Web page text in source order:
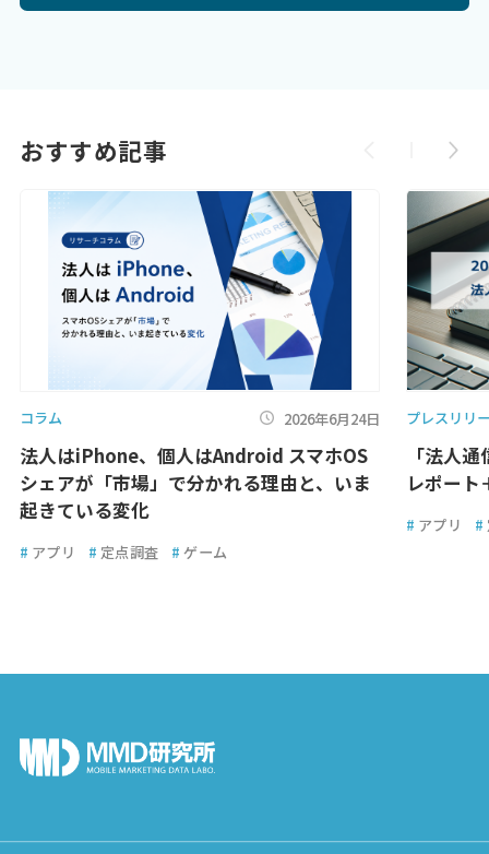
おすすめ記事
コラム 2026年6月24日
法人はiPhone、個人はAndroid スマホOS
シェアが「市場」で分かれる理由と、いま
起きている変化
# アプリ # 定点調査 # ゲーム
プレスリリ
「法人
レポート
# アプリ #